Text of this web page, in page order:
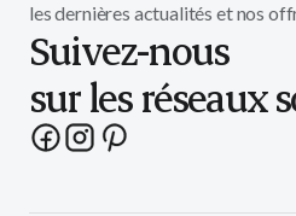
les dernières actualités et nos
Suivez-nous
sur les réseaux